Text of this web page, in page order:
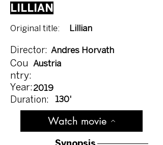
LILLIAN
Original title: Lillian
Director: Andres Horvath
Cou
ntry:
Year:
Austria
2019
Duration: 130'
Watch movie